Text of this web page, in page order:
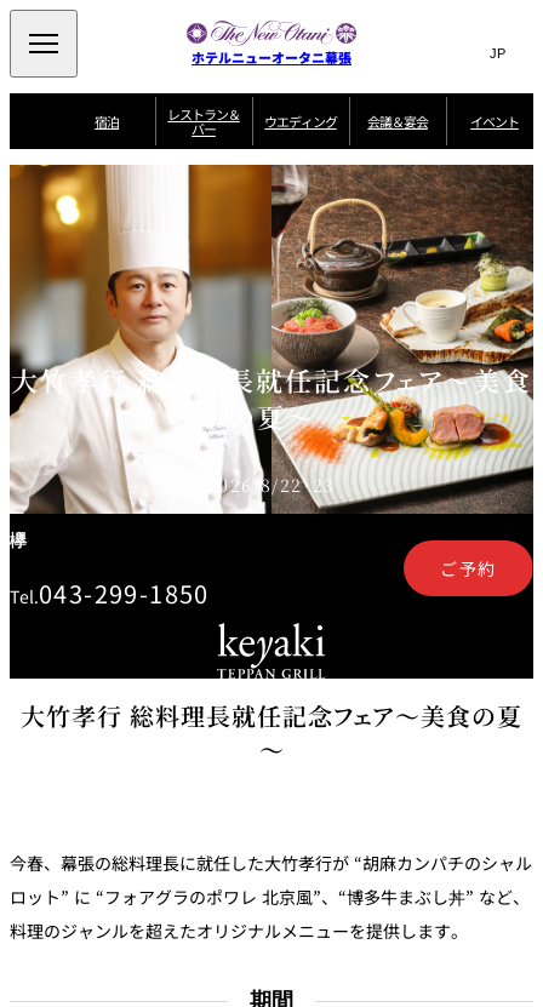
ホテルニューオータニ幕張 Search
サ
ト
内
検
索
窓
を
開
閉
言
切
替
え
メ
ニ
ュ
ー
を
開
閉
JP(日本語)
EN
Select Language▼
宿泊
室
一
覧
ニューオータニク
ラブ会員限定
スイートご宿泊特
典
誕生日や記念日の
お祝いに
～アニバーサリー
～
朝食
～BREAKFAST～
ルームサービス
～ROOM SERVICE
～
よ
く
あ
ご
質
レストラン＆
バー
ン＆
バー
ビュッフェ
SATSUKI
オールデイダイニング
SATSUKI
季処（日本料理）
千羽鶴 山茶花 一心
中国料理
大観苑
パティスリー
SATSUKI
ガーデンレストラン
Shell the
ルームサービス
ウエディング
ウ
エ
デ
ィ
ン
グ
コンセプト
ウエディングスタ
イル
挙式 披露宴 料理・ケーキ
ウエディングスト
ーリー 独立型邸宅 資料請求
よくあるご質問
ホテルへのアクセ
ス
会議＆宴会
会
議
会
選ばれる理由
宴
会
場
一
覧
プ
ラ
ン
一
覧
記念日・お祝いで
のご利用に
【宴会用】 テイク
アウトメニュー
特
典
と
オ
プ
シ
ョ
ン
イベント
大竹孝行 総料理長就任記念フェア～美食
の夏～
2026/8/22・23
欅
Tel.043-299-1850
ご予約
大竹孝行 総料理長就任記念フェア～美食の夏
～
今春、幕張の総料理長に就任した大竹孝行が “胡麻カンパチのシャル
ロット” に “フォアグラのポワレ 北京風”、“博多牛まぶし丼” など、
料理のジャンルを超えたオリジナルメニューを提供します。
期間